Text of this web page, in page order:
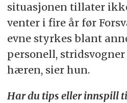
situasjonen tillater
venter i fire år før
evne styrkes blant
personell,
hæren, sier hun.
Har du tips eller innspill